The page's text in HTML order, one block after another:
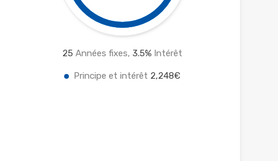
25 Années fixes,3.5% Intérêt
Principe et intérêt 2,248€